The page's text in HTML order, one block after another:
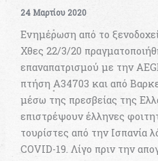
24 Μαρτίου 2020
Ενημέρωση από το
Χθες 22/3/20
επαναπατρισμού με την
πτήση Α34703 και από
μέσω της πρεσβείας της
επιστρέψουν έλληνες
τουρίστες από την Ισπανία
COVID-19. Λίγο πριν την